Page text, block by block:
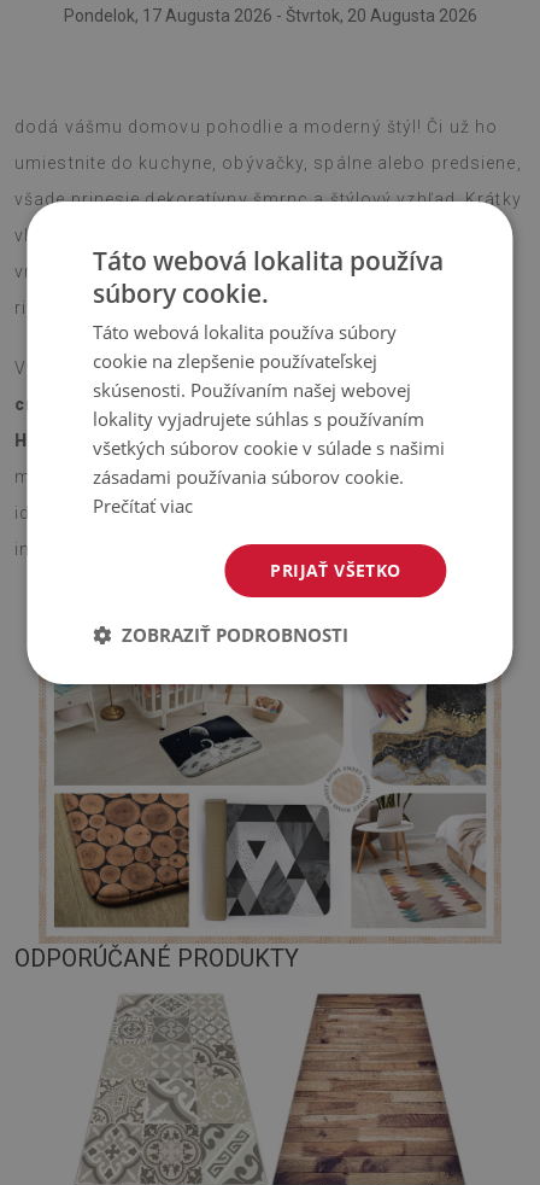
Pondelok, 17 Augusta 2026 - Štvrtok, 20 Augusta 2026
dodá vášmu domovu pohodlie a moderný štýl! Či už ho
umiestnite do kuchyne, obývačky, spálne alebo predsiene,
všade prinesie dekoratívny šmrnc a štýlový vzhľad. Krátky
vlas je príjemný na dotyk a protišmyková silikónová
vrstva na spodnej strane zaručí bezpečné použitie bez
rizika pošmyknutia.
Vyberte si veľkosť, ktorá vám najlepšie vyhovuje –
cm alebo 90x60 cm
– a nechajte tento
koberček s
Hviezdy a hmloviny
rozžiariť váš priestor. Vďaka
modernému dizajnu a dekoratívnemu vzoru je koberec
ideálnym spôsobom, ako jednoducho a efektívne oživiť
interiér.
ODPORÚČANÉ PRODUKTY
Táto webová lokalita používa
súbory cookie.
Táto webová lokalita používa súbory
cookie na zlepšenie používateľskej
skúsenosti. Používaním našej webovej
lokality vyjadrujete súhlas s používaním
všetkých súborov cookie v súlade s našimi
zásadami používania súborov cookie.
Prečítať viac
PRIJAŤ VŠETKO
ZOBRAZIŤ PODROBNOSTI